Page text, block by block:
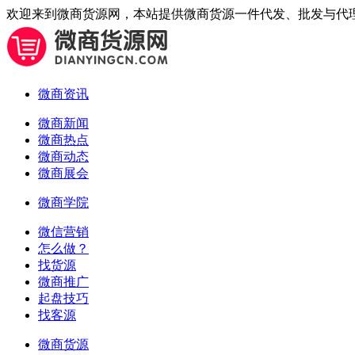
欢迎来到微商货源网，本站提供微商货源一件代发、批发与代
微商资讯
微商新闻
微商热点
微商动态
微商展会
微商学院
微信营销
怎么做？
找货源
微商推广
起盘技巧
找客源
微商货源